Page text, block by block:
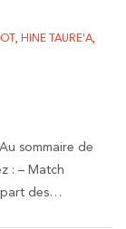
, HINE TAURE'A,
sommaire de
: – Match
des…